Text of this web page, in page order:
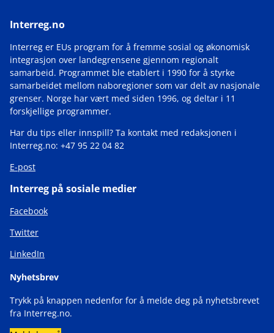
Interreg.no
Interreg er EUs program for å fremme sosial og økonomisk
integrasjon over landegrensene gjennom regionalt
samarbeid. Programmet ble etablert i 1990 for å styrke
samarbeidet mellom naboregioner som var delt av nasjonale
grenser. Norge har vært med siden 1996, og deltar i 11
forskjellige programmer.
Har du tips eller innspill? Ta kontakt med redaksjonen i
Interreg.no: +47 95 22 04 82
E-post
Interreg på sosiale medier
Facebook
Twitter
LinkedIn
Nyhetsbrev
Trykk på knappen nedenfor for å melde deg på nyhetsbrevet
fra Interreg.no.